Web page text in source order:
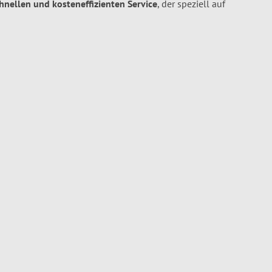
und kosteneffizienten Service, der speziell auf